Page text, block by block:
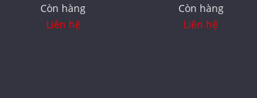
Còn hàng
Liên hệ
Còn hàng
Liên hệ